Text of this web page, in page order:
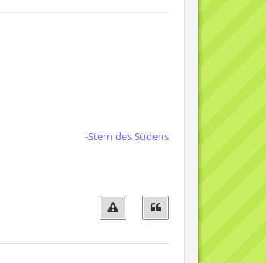
-Stern des Südens